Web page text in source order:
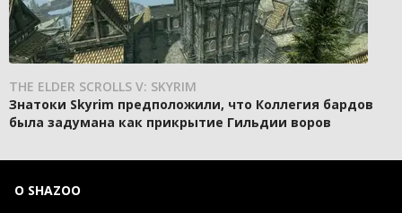
THE ELDER SCROLLS V: SKYRIM
Знатоки Skyrim предположили, что Коллегия бардов
была задумана как прикрытие Гильдии воров
О SHAZOO